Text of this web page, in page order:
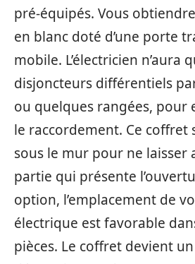
pré-équipés. Vous
en blanc doté d’une porte
mobile. L’électricien n’aura
disjoncteurs différentiels
ou quelques rangées, pour
le raccordement. Ce coffret
sous le mur pour ne laisser
partie qui présente
option, l’emplacement de
électrique est favorable
pièces. Le coffret devient